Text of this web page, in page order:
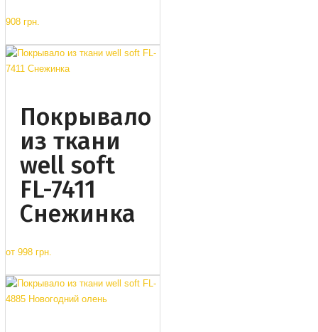
908 грн.
Покрывало
из ткани
well soft
FL-7411
Снежинка
от 998 грн.